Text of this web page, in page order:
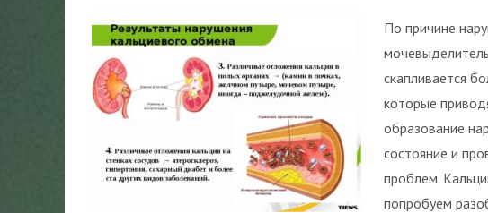
По причине
скапливается
которые
образование
состояние и
проблем.
попробуем